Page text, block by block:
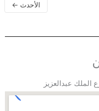
الأحدث ←
عبدالعزيز